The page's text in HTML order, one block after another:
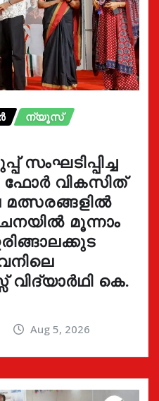
ന്യൂസ്
വികസിത്
മത്സരങ്ങളിൽ
മൂന്നാം
വിദ്യാർഥി കെ.
Aug 5, 2026